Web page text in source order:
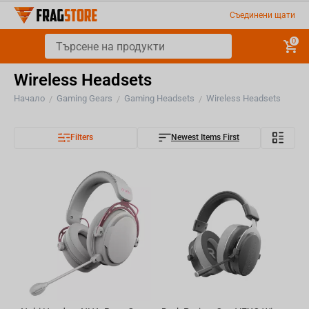
Съединени щати
0
Wireless Headsets
Начало / Gaming Gears / Gaming Headsets / Wireless Headsets
Filters Newest Items First